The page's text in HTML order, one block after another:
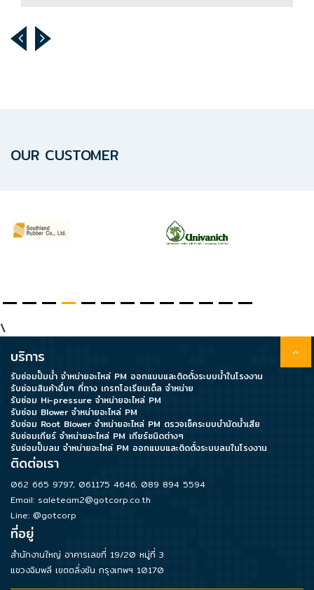
OUR CUSTOMER
\
บริการ
รับซ่อมปั๊มน้ำ จำหน่ายอะไหล่ PM ออกแบบและติดตั้งระบบน้ำในโรงงาน
รับซ่อมสินค้าอื่นๆ ที่ทาง เกรทโอเรียนเต็ล จำหน่าย
รับซ่อม Hi-pressure จำหน่ายอะไหล่ PM
รับซ่อม Blower จำหน่ายอะไหล่ PM
รับซ่อม Root Blower จำหน่ายอะไหล่ PM ตรวจเช็คระบบบำบัดน้ำเสีย
รับซ่อมเกียร์ จำหน่ายอะไหล่ PM เกียร์ชนิดต่างๆ
รับซ่อมปั๊มลม จำหน่ายอะไหล่ PM ออกแบบและติดตั้งระบบลมในโรงงาน
ติดต่อเรา
062 665 9797, 061175 4646, 089 894 5594
Email: saleteam2@gotcorp.co.th
Line: @gotcorp
ที่อยู่
สำนักงานใหญ่ อาคารเลขที่ 19/20 หมู่ที่ 3
แขวงฉิมพลี เขตตลิ่งชัน กรุงเทพฯ 10170